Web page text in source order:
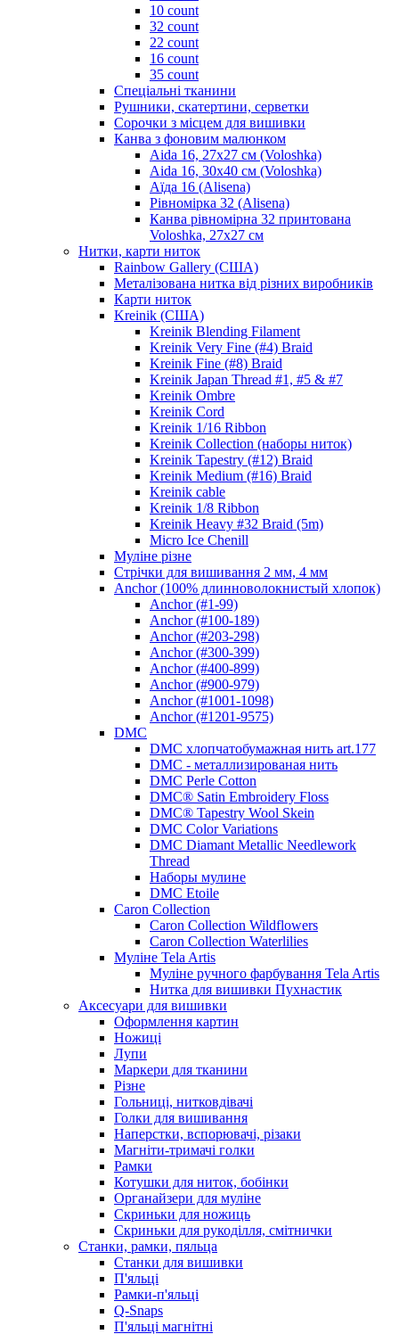
10 count
32 count
22 count
16 count
35 count
Спеціальні тканини
Рушники, скатертини, серветки
Сорочки з місцем для вишивки
Канва з фоновим малюнком
Aida 16, 27х27 см (Voloshka)
Aida 16, 30х40 см (Voloshka)
Аїда 16 (Alisena)
Рівномірка 32 (Alisena)
Канва рівномірна 32 принтована
Voloshka, 27х27 см
Нитки, карти ниток
Rainbow Gallery (США)
Металізована нитка від різних виробників
Карти ниток
Kreinik (США)
Kreinik Blending Filament
Kreinik Very Fine (#4) Braid
Kreinik Fine (#8) Braid
Kreinik Japan Thread #1, #5 & #7
Kreinik Ombre
Kreinik Cord
Kreinik 1/16 Ribbon
Kreinik Collection (наборы ниток)
Kreinik Tapestry (#12) Braid
Kreinik Medium (#16) Braid
Kreinik cable
Kreinik 1/8 Ribbon
Kreinik Heavy #32 Braid (5m)
Micro Ice Chenill
Муліне різне
Стрічки для вишивання 2 мм, 4 мм
Anchor (100% длинноволокнистый хлопок)
Anchor (#1-99)
Anchor (#100-189)
Anchor (#203-298)
Anchor (#300-399)
Anchor (#400-899)
Anchor (#900-979)
Anchor (#1001-1098)
Anchor (#1201-9575)
DMC
DMC хлопчатобумажная нить art.177
DMC - металлизированая нить
DMC Perle Cotton
DMC® Satin Embroidery Floss
DMC® Tapestry Wool Skein
DMC Color Variations
DMC Diamant Metallic Needlework
Thread
Наборы мулине
DMC Etoile
Caron Collection
Caron Collection Wildflowers
Caron Collection Waterlilies
Муліне Tela Artis
Муліне ручного фарбування Tela Artis
Нитка для вишивки Пухнастик
Аксесуари для вишивки
Оформлення картин
Ножиці
Лупи
Маркери для тканини
Різне
Гольниці, нитковдівачі
Голки для вишивання
Наперстки, вспорювачі, різаки
Магніти-тримачі голки
Рамки
Котушки для ниток, бобінки
Органайзери для муліне
Скриньки для ножиць
Скриньки для рукоділля, смітнички
Станки, рамки, пяльца
Станки для вишивки
П'яльці
Рамки-п'яльці
Q-Snaps
П'яльці магнітні